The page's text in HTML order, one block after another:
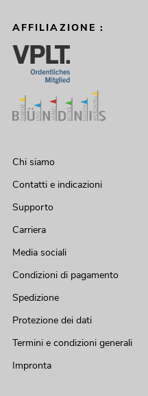
AFFILIAZIONE :
Chi siamo
Contatti e indicazioni
Supporto
Carriera
Media sociali
Condizioni di pagamento
Spedizione
Protezione dei dati
Termini e condizioni generali
Impronta